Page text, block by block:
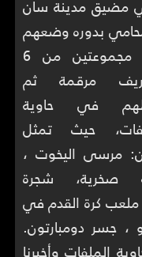
6 أماكن في مضيق مدينة سان
بدوره وضعهم
من 6
مرقمة ثم
في حاوية
حيث تمثل
مرسى اليخوت ،
صخرية، شجرة
كرة القدم في
، جسر دومبارتون.
الملفات وأخبرنا